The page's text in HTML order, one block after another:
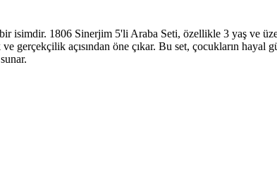
isimdir. 1806 Sinerjim 5'li Araba Seti, özellikle 3 yaş ve
gerçekçilik açısından öne çıkar. Bu set, çocukların